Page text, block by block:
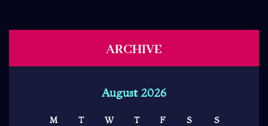
ARCHIVE
August 2026
M T W T F S
S